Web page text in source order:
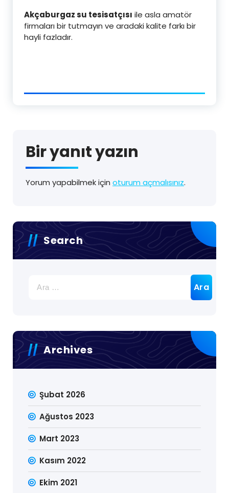
Akçaburgaz su tesisatçısı ile asla amatör
firmaları bir tutmayın ve aradaki kalite farkı bir
hayli fazladır.
Bir yanıt yazın
Yorum yapabilmek için oturum açmalısınız.
Search
Archives
Şubat 2026
Ağustos 2023
Mart 2023
Kasım 2022
Ekim 2021